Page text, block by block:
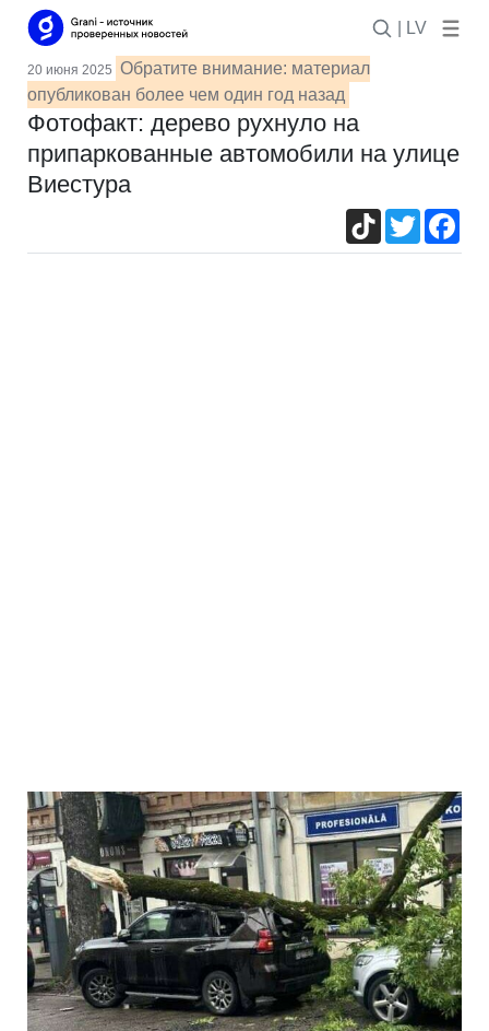
| LV
20 июня 2025 Обратите внимание: материал
опубликован более чем один год назад
Фотофакт: дерево рухнуло на
припаркованные автомобили на улице
Виестура
TikTokTwitter